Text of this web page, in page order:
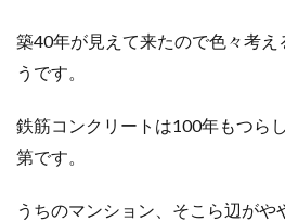
築40年が見えて来たので色々考
うです。
鉄筋コンクリートは100年もつら
第です。
うちのマンション、そこら辺がや